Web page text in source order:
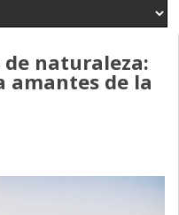
naturaleza:
amantes de la